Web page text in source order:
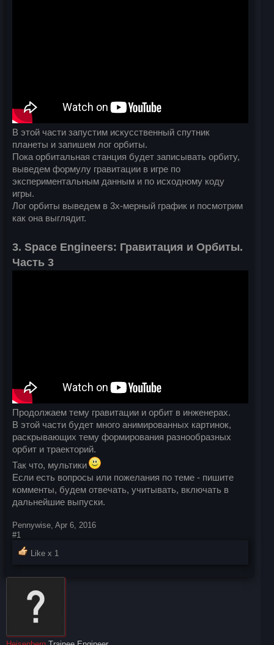
В этой части запустим искусственный спутник
планеты и запишем лог орбиты.
Пока орбитальная станция будет записывать орбиту,
выведем формулу гравитации в игре по
экспериментальным данным и по исходному коду
игры.
Лог орбиты выведем в 3х-мерный график и посмотрим
как она выглядит.
3. Space Engineers: Гравитация и Орбиты.
Часть 3
Продолжаем тему гравитации и орбит в инженерах.
В этой части будет много анимированных картинок,
раскрывающих тему формирования разнообразных
орбит и траекторий.
Так что, мультики
Если есть вопросы или пожелания по теме - пишите
комменты, будем отвечать, учитывать, включать в
дальнейшие выпуски.
Pennywise Apr 6, 2016
#1
Like x 1